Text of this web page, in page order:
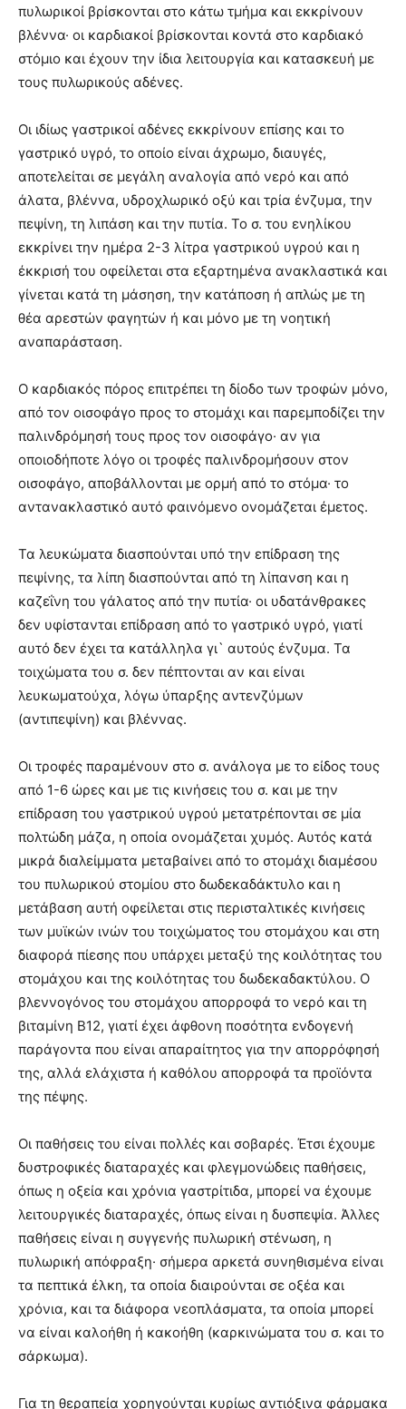
πυλωρικοί βρίσκονται στο κάτω τμήμα και εκκρίνουν
βλέννα· οι καρδιακοί βρίσκονται κοντά στο καρδιακό
στόμιο και έχουν την ίδια λειτουργία και κατασκευή με
τους πυλωρικούς αδένες.
Οι ιδίως γαστρικοί αδένες εκκρίνουν επίσης και το
γαστρικό υγρό, το οποίο είναι άχρωμο, διαυγές,
αποτελείται σε μεγάλη αναλογία από νερό και από
άλατα, βλέννα, υδροχλωρικό οξύ και τρία ένζυμα, την
πεψίνη, τη λιπάση και την πυτία. Το σ. του ενηλίκου
εκκρίνει την ημέρα 2-3 λίτρα γαστρικού υγρού και η
έκκρισή του οφείλεται στα εξαρτημένα ανακλαστικά και
γίνεται κατά τη μάσηση, την κατάποση ή απλώς με τη
θέα αρεστών φαγητών ή και μόνο με τη νοητική
αναπαράσταση.
Ο καρδιακός πόρος επιτρέπει τη δίοδο των τροφών μόνο,
από τον οισοφάγο προς το στομάχι και παρεμποδίζει την
παλινδρόμησή τους προς τον οισοφάγο· αν για
οποιοδήποτε λόγο οι τροφές παλινδρομήσουν στον
οισοφάγο, αποβάλλονται με ορμή από το στόμα· το
αντανακλαστικό αυτό φαινόμενο ονομάζεται έμετος.
Τα λευκώματα διασπούνται υπό την επίδραση της
πεψίνης, τα λίπη διασπούνται από τη λίπανση και η
καζεΐνη του γάλατος από την πυτία· οι υδατάνθρακες
δεν υφίστανται επίδραση από το γαστρικό υγρό, γιατί
αυτό δεν έχει τα κατάλληλα γι` αυτούς ένζυμα. Τα
τοιχώματα του σ. δεν πέπτονται αν και είναι
λευκωματούχα, λόγω ύπαρξης αντενζύμων
(αντιπεψίνη) και βλέννας.
Οι τροφές παραμένουν στο σ. ανάλογα με το είδος τους
από 1-6 ώρες και με τις κινήσεις του σ. και με την
επίδραση του γαστρικού υγρού μετατρέπονται σε μία
πολτώδη μάζα, η οποία ονομάζεται χυμός. Αυτός κατά
μικρά διαλείμματα μεταβαίνει από το στομάχι διαμέσου
του πυλωρικού στομίου στο δωδεκαδάκτυλο και η
μετάβαση αυτή οφείλεται στις περισταλτικές κινήσεις
των μυϊκών ινών του τοιχώματος του στομάχου και στη
διαφορά πίεσης που υπάρχει μεταξύ της κοιλότητας του
στομάχου και της κοιλότητας του δωδεκαδακτύλου. Ο
βλεννογόνος του στομάχου απορροφά το νερό και τη
βιταμίνη Β12, γιατί έχει άφθονη ποσότητα ενδογενή
παράγοντα που είναι απαραίτητος για την απορρόφησή
της, αλλά ελάχιστα ή καθόλου απορροφά τα προϊόντα
της πέψης.
Οι παθήσεις του είναι πολλές και σοβαρές. Έτσι έχουμε
δυστροφικές διαταραχές και φλεγμονώδεις παθήσεις,
όπως η οξεία και χρόνια γαστρίτιδα, μπορεί να έχουμε
λειτουργικές διαταραχές, όπως είναι η δυσπεψία. Άλλες
παθήσεις είναι η συγγενής πυλωρική στένωση, η
πυλωρική απόφραξη· σήμερα αρκετά συνηθισμένα είναι
τα πεπτικά έλκη, τα οποία διαιρούνται σε οξέα και
χρόνια, και τα διάφορα νεοπλάσματα, τα οποία μπορεί
να είναι καλοήθη ή κακοήθη (καρκινώματα του σ. και το
σάρκωμα).
Για τη θεραπεία χορηγούνται κυρίως αντιόξινα φάρμακα